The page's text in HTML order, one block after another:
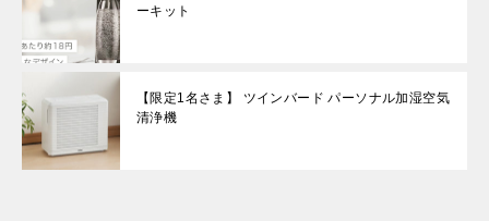
ーキット
【限定1名さま】 ツインバード パーソナル加湿空気
清浄機